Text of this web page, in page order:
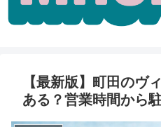
【最新版】町田のヴ
ある？営業時間から